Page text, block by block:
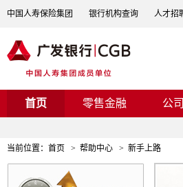
中国人寿保险集团 银行机构查询 人才招
首页 零售金融 公
当前位置： 首页 > 帮助中心 > 新手上路